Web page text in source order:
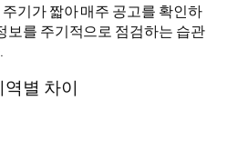
기가 짧아 매주 공고를 확인하
보를 주기적으로 점검하는 습관
별 차이